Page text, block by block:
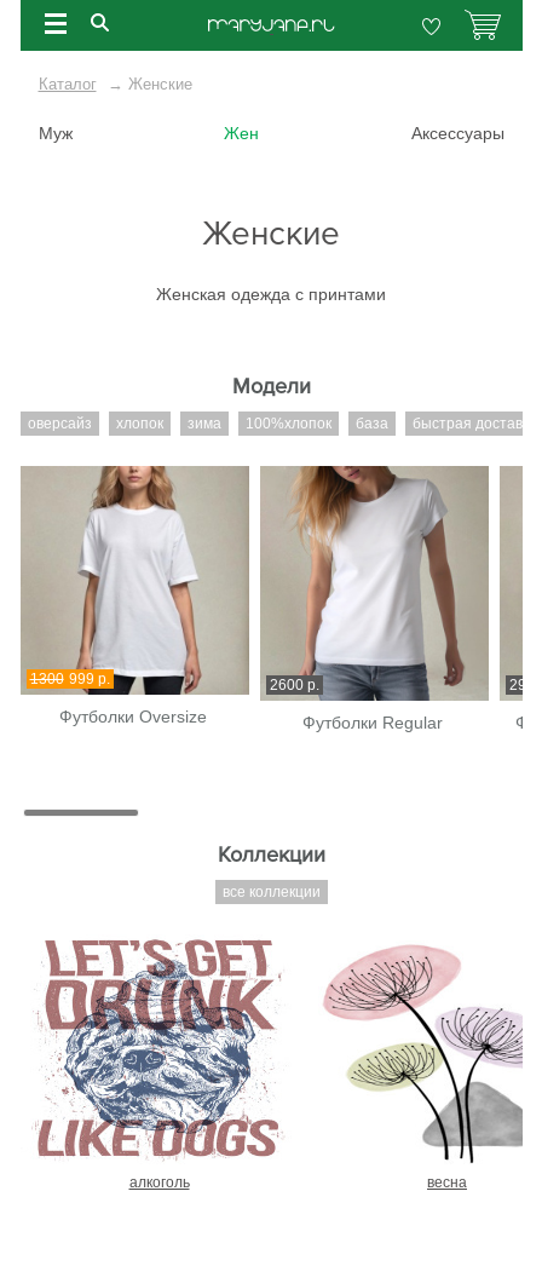
Каталог → Женские
Муж Жен Аксессуары
Женские
Женская одежда с принтами
Модели
оверсайз хлопок зима 100%хлопок база быстрая доставка
1300 999 р.
Футболки Oversize
2600 р.
Футболки Regular
Коллекции
все коллекции
алкоголь весна